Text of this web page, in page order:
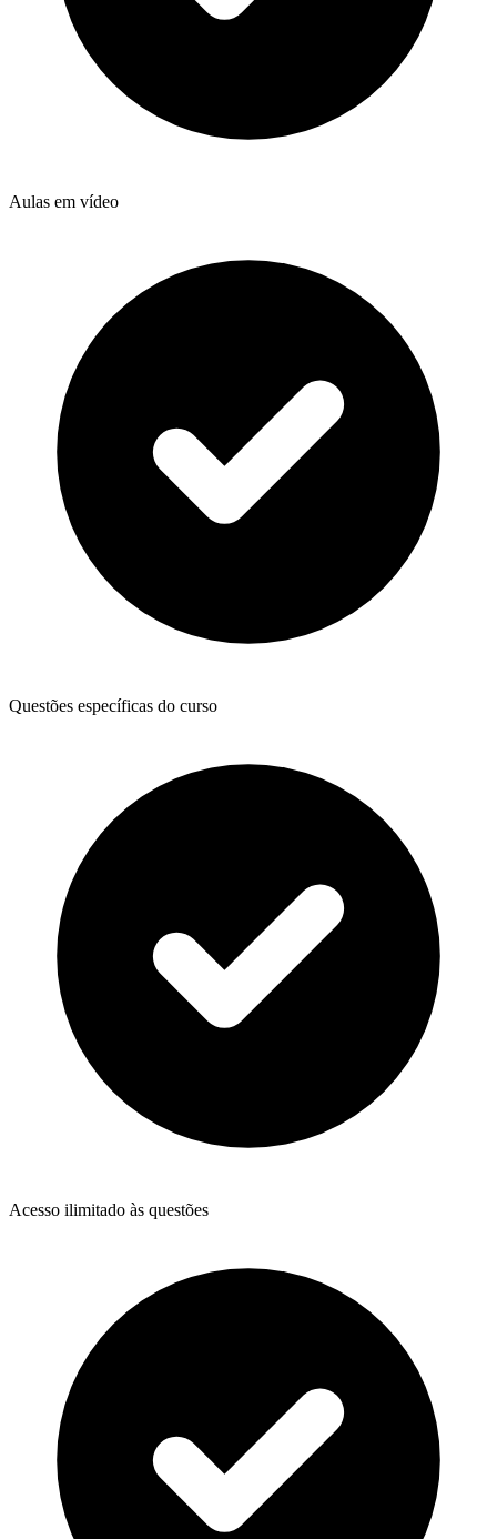
Aulas em vídeo
Questões específicas do curso
Acesso ilimitado às questões